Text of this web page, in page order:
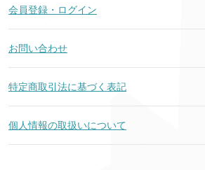
会員登録・ログイン
お問い合わせ
特定商取引法に基づく表記
個人情報の取扱いについて